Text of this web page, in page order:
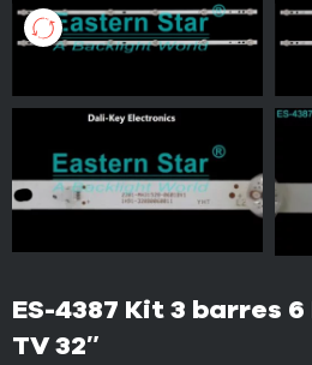
ES-4387 Kit 3 barres 6
TV 32″